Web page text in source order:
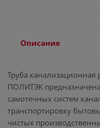
Описание
Труба канализационная
ПОЛИТЭК
самотечных систем
транспортировку
чистых